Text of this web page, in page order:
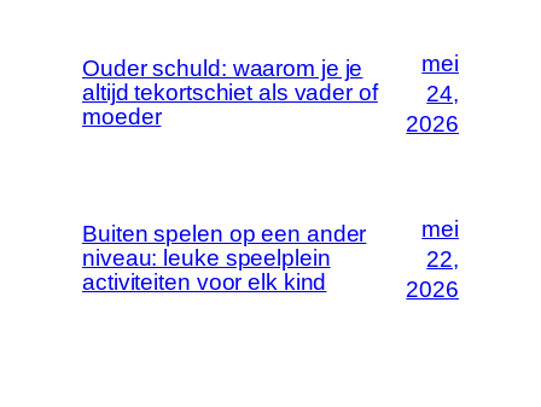
Ouder schuld: waarom je je
altijd tekortschiet als vader of
moeder
mei
24,
2026
Buiten spelen op een ander
niveau: leuke speelplein
activiteiten voor elk kind
mei
22,
2026